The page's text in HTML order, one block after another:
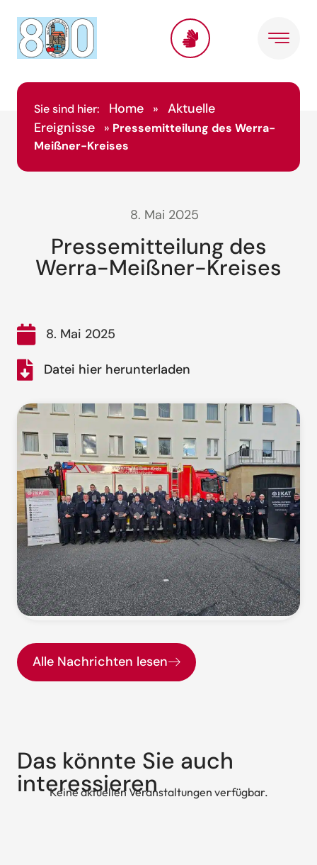
Sie sind hier: Home »
Aktuelle
Ereignisse
» Pressemitteilung des Werra-
Meißner-Kreises
8. Mai 2025
Pressemitteilung des
Werra-Meißner-Kreises
8. Mai 2025
Datei hier herunterladen
Alle Nachrichten lesen
Das könnte Sie auch
interessieren
Keine aktuellen Veranstaltungen verfügbar.